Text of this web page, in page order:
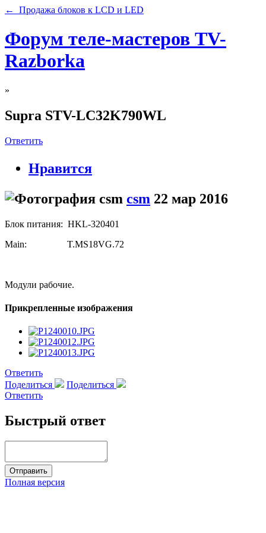
← Продажа блоков к LCD и LED
Форум теле-мастеров TV-
Razborka
»
Supra STV-LC32K790WL
Ответить
Нравится
csm 22 мар 2016
Блок питания: HKL-320401
Main: T.MS18VG.72
Модули рабочие.
Прикрепленные изображения
Ответить
Поделиться
Поделиться
Ответить
Быстрый ответ
Полная версия